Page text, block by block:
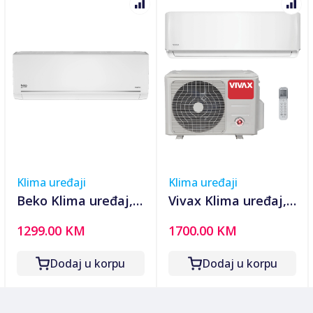
Klima uređaji
Beko Klima uređaj,
R32, Inverter, WiFi,
A++/A+ - BEHPG
1299.00 KM
Dodaj u korpu
Klima uređaji
Vivax Klima uređaj,
kW, Inverter, A++/A+
- ACP-18CH50AERI+
1700.00 KM
Dodaj u korpu